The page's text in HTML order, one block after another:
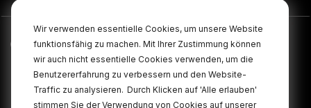
Wir verwenden essentielle Cookies, um unsere Website
funktionsfähig zu machen. Mit Ihrer Zustimmung können
wir auch nicht essentielle Cookies verwenden, um die
Benutzererfahrung zu verbessern und den Website-
Traffic zu analysieren. Durch Klicken auf 'Alle erlauben'
stimmen Sie der Verwendung von Cookies auf unserer